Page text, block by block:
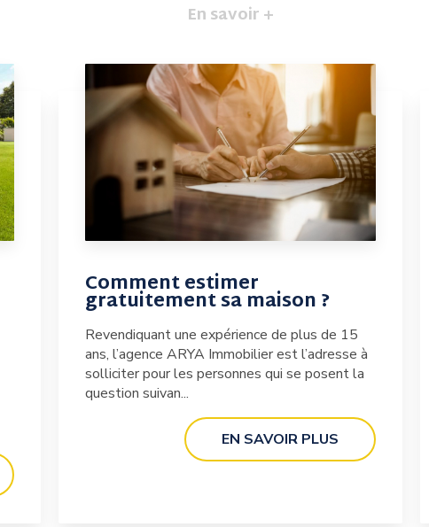
En savoir +
Comment estimer
gratuitement sa maison ?
Revendiquant une expérience de plus de 15
ans, l’agence ARYA Immobilier est l’adresse à
solliciter pour les personnes qui se posent la
question suivan...
EN SAVOIR PLUS